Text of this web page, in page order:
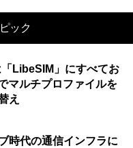
ック
LibeSIM」にすべてお
ルチプロファイルを
え
時代の通信インフラに